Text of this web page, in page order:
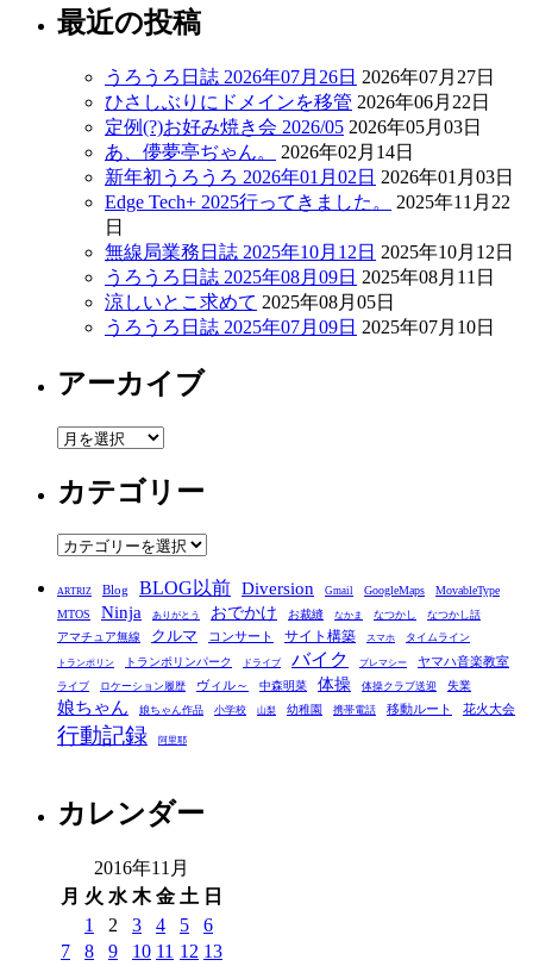
最近の投稿
うろうろ日誌 2026年07月26日 2026年07月27日
ひさしぶりにドメインを移管 2026年06月22日
定例(?)お好み焼き会 2026/05 2026年05月03日
あ、儚夢亭ぢゃん。
2026年02月14日
新年初うろうろ 2026年01月02日 2026年01月03日
Edge Tech+ 2025行ってきました。
2025年11月22
日
無線局業務日誌 2025年10月12日 2025年10月12日
うろうろ日誌 2025年08月09日 2025年08月11日
涼しいとこ求めて 2025年08月05日
うろうろ日誌 2025年07月09日 2025年07月10日
アーカイブ
ア
カ
イ
ブ
カテゴリー
カ
ゴ
リ
ー
ARTRIZ Blog BLOG以前 Diversion Gmail GoogleMaps
MovableType
MTOS
Ninja ありがとう おでかけ お裁縫 なかま なつかし なつかし話
アマチュア無線 クルマ コンサート サイト構築 スマホ タイムライン
トランポリン トランポリンパーク ドライブ バイク プレマシー ヤマハ音楽教室
ライブ ロケーション履歴 ヴィル～ 中森明菜 体操 体操クラブ送迎 失業
娘ちゃん 娘ちゃん作品 小学校 山梨 幼稚園 携帯電話 移動ルート 花火大会
行動記録 阿里耶
カレンダー
2016年11月
月 火 水 木 金 土 日
1
2 3 4 5
6
7
8 9 10 11 12 13